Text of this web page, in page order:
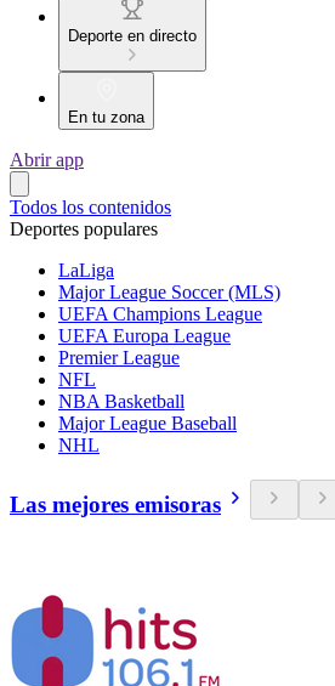
Deporte en directo
En tu zona
Abrir app
Todos los contenidos
Deportes populares
LaLiga
Major League Soccer (MLS)
UEFA Champions League
UEFA Europa League
Premier League
NFL
NBA Basketball
Major League Baseball
NHL
Las mejores emisoras